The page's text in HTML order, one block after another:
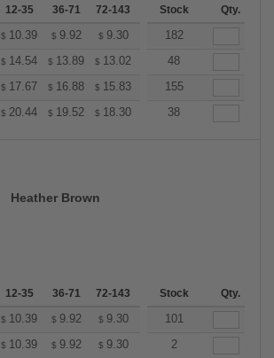
12-35 36-71 72-143 144-287 288 + More
Stock Qty.
$ 10.39 $ 9.92 $ 9.30 8.83
182
$ 14.54 $ 13.89 $ 13.02 12.37
48
$ 17.67 $ 16.88 $ 15.83 15.04
155
$ 20.44 $ 19.52 $ 18.30 17.38
38
Heather Brown
12-35 36-71 72-143 144-287 288 + More
Stock Qty.
$ 10.39 $ 9.92 $ 9.30 8.83
101
$ 10.39 $ 9.92 $ 9.30 8.83
2